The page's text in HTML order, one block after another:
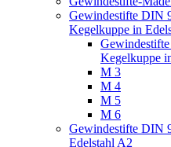
Gewindestifte DIN
Kegelkuppe in
Kegelkuppe
M 3
M 4
M 5
M 6
Gewindestifte DIN
Edelstahl A2